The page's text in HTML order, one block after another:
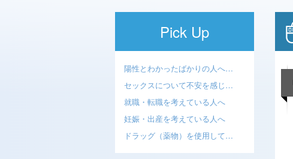
Pick Up
陽性とわかったばかりの人へ…
セックスについて不安を感じ…
就職・転職を考えている人へ
妊娠・出産を考えている人へ
ドラッグ（薬物）を使用して…